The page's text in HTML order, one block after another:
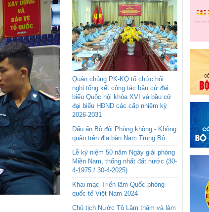
Quân chủng PK-KQ tổ chức hội
nghị tổng kết công tác bầu cử đại
biểu Quốc hội khóa XVI và bầu cử
đại biểu HĐND các cấp nhiệm kỳ
2026-2031
Dấu ấn Bộ đội Phòng không - Không
quân trên địa bàn Nam Trung Bộ
Lễ kỷ niệm 50 năm Ngày giải phóng
Miền Nam, thống nhất đất nước (30-
4-1975 / 30-4-2025)
Khai mạc Triển lãm Quốc phòng
quốc tế Việt Nam 2024
Chủ tịch Nước Tô Lâm thăm và làm